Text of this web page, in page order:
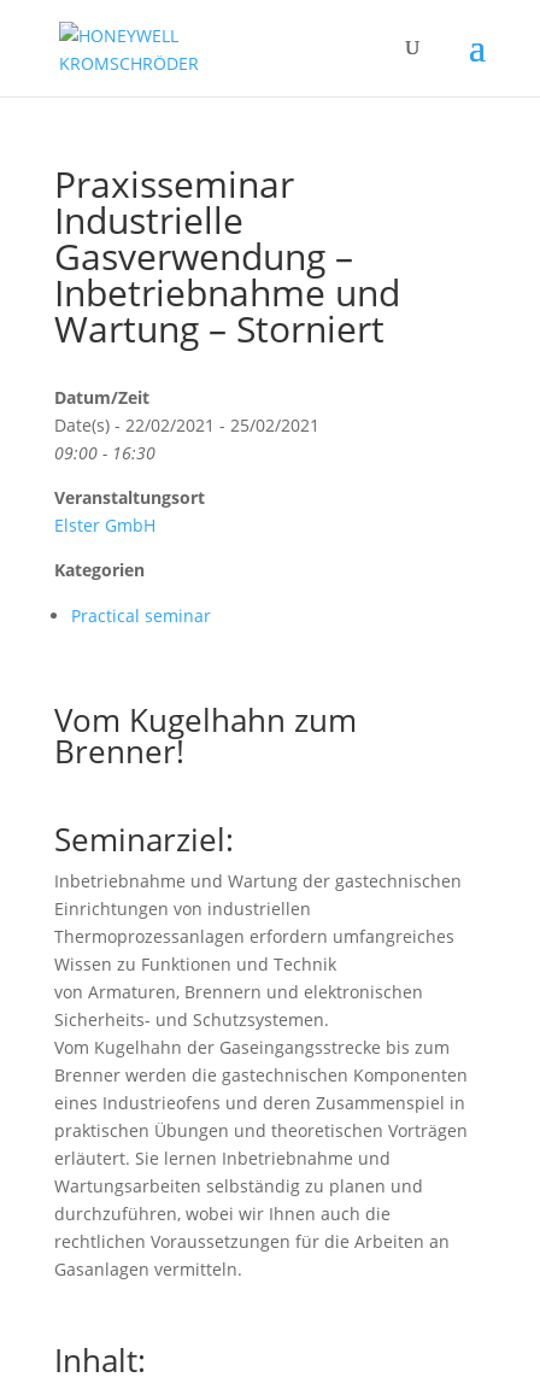
Praxisseminar
Industrielle
Gasverwendung –
Inbetriebnahme und
Wartung – Storniert
Datum/Zeit
Date(s) - 22/02/2021 - 25/02/2021
09:00 - 16:30
Veranstaltungsort
Elster GmbH
Kategorien
Practical seminar
Vom Kugelhahn zum
Brenner!
Seminarziel:
Inbetriebnahme und Wartung der gastechnischen
Einrichtungen von industriellen
Thermoprozessanlagen erfordern umfangreiches
Wissen zu Funktionen und Technik
von Armaturen, Brennern und elektronischen
Sicherheits- und Schutzsystemen.
Vom Kugelhahn der Gaseingangsstrecke bis zum
Brenner werden die gastechnischen Komponenten
eines Industrieofens und deren Zusammenspiel in
praktischen Übungen und theoretischen Vorträgen
erläutert. Sie lernen Inbetriebnahme und
Wartungsarbeiten selbständig zu planen und
durchzuführen, wobei wir Ihnen auch die
rechtlichen Voraussetzungen für die Arbeiten an
Gasanlagen vermitteln.
Inhalt: